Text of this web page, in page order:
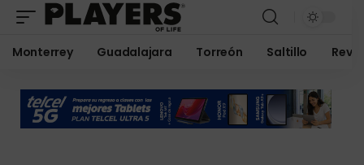
Monterrey Guadalajara Torreón Saltillo